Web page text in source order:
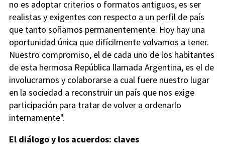
no es adoptar criterios o formatos antiguos, es ser
realistas y exigentes con respecto a un perfil de país
que tanto soñamos permanentemente. Hoy hay una
oportunidad única que difícilmente volvamos a tener.
Nuestro compromiso, el de cada uno de los habitantes
de esta hermosa República llamada Argentina, es el de
involucrarnos y colaborarse a cual fuere nuestro lugar
en la sociedad a reconstruir un país que nos exige
participación para tratar de volver a ordenarlo
internamente".
El diálogo y los acuerdos: claves